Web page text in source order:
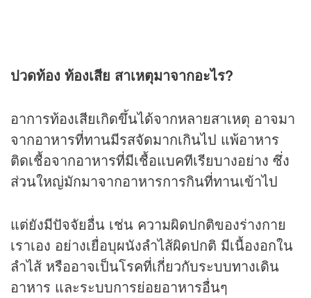
ปวดท้อง ท้องเสีย สาเหตุมาจากอะไร?
อาการท้องเสียเกิดขึ้นได้จากหลายสาเหตุ อาจมา
จากอาหารที่ทานมีรสจัดมากเกินไป แพ้อาหาร
ติดเชื้อจากอาหารที่มีเชื้อแบคทีเรียบางอย่าง ซึ่ง
ส่วนใหญ่มักมาจากอาหารการกินที่ทานเข้าไป
แต่ยังมีปัจจัยอื่น เช่น ความผิดปกติของร่างกาย
เราเอง อย่างเยื่อบุผนังลำไส้ผิดปกติ มีเนื้องอกใน
ลำไส้ หรืออาจเป็นโรคที่เกี่ยวกับระบบทางเดิน
อาหาร และระบบการย่อยอาหารอื่นๆ